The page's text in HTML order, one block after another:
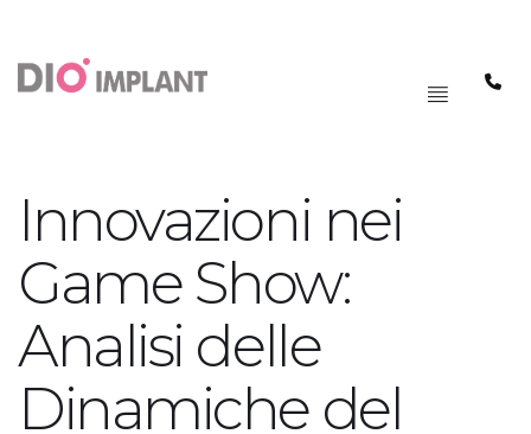
Innovazioni nei
Game Show:
Analisi delle
Dinamiche del